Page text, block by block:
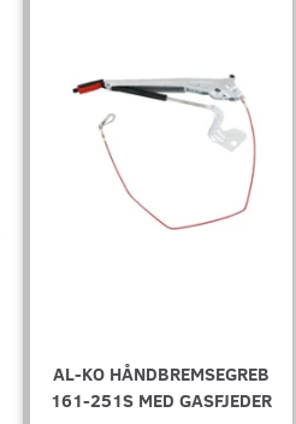
AL-KO HÅNDBREMSEGREB
161-251S MED GASFJEDER